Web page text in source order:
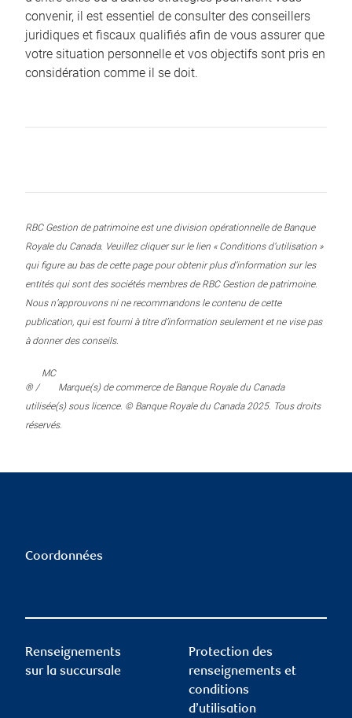
convenir, il est essentiel de consulter des conseillers
juridiques et fiscaux qualifiés afin de vous assurer que
votre situation personnelle et vos objectifs sont pris en
considération comme il se doit.
RBC Gestion de patrimoine est une division opérationnelle de Banque
Royale du Canada. Veuillez cliquer sur le lien « Conditions d’utilisation »
qui figure au bas de cette page pour obtenir plus d’information sur les
entités qui sont des sociétés membres de RBC Gestion de patrimoine.
Nous n’approuvons ni ne recommandons le contenu de cette
publication, qui est fourni à titre d’information seulement et ne vise pas
à donner des conseils.
® /
MC
Marque(s) de commerce de Banque Royale du Canada
utilisée(s) sous licence. © Banque Royale du Canada 2025. Tous droits
réservés.
Coordonnées
Renseignements
sur la succursale
Protection des
renseignements et
conditions
d’utilisation